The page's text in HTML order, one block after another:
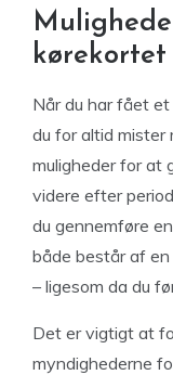
kørekortet
Når du har fået
du for altid mister
muligheder for at
videre efter
du gennemføre
både består af
– ligesom da du
Det er vigtigt at
myndighederne